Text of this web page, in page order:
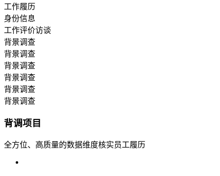
工作履历
身份信息
工作评价访谈
背景调查
背景调查
背景调查
背景调查
背景调查
背景调查
背调项目
全方位、高质量的数据维度核实员工履历